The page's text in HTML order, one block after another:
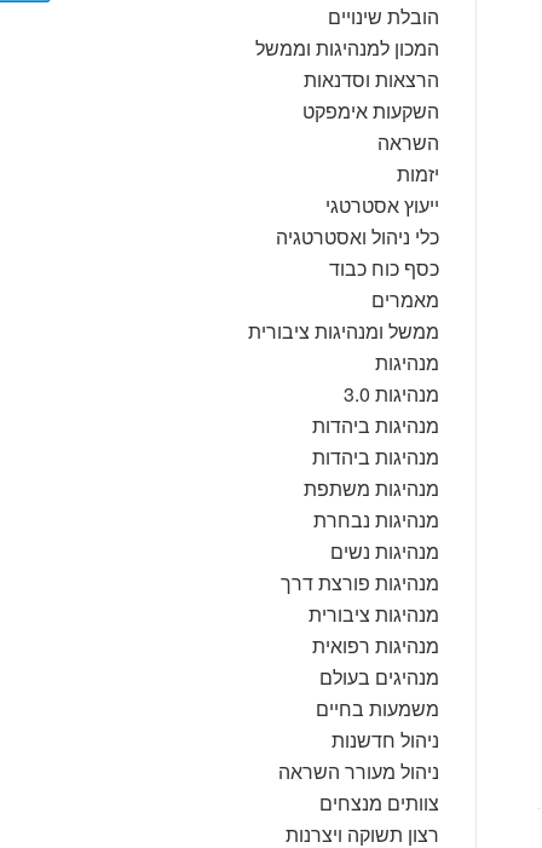
הובלת שינויים
המכון למנהיגות וממשל
הרצאות וסדנאות
השקעות אימפקט
השראה
יזמות
ייעוץ אסטרטגי
כלי ניהול ואסטרטגיה
כסף כוח כבוד
מאמרים
ממשל ומנהיגות ציבורית
מנהיגות
מנהיגות 3.0
מנהיגות ביהדות
מנהיגות ביהדות
מנהיגות משתפת
מנהיגות נבחרת
מנהיגות נשים
מנהיגות פורצת דרך
מנהיגות ציבורית
מנהיגות רפואית
מנהיגים בעולם
משמעות בחיים
ניהול חדשנות
ניהול מעורר השראה
צוותים מנצחים
רצון תשוקה ויצרנות